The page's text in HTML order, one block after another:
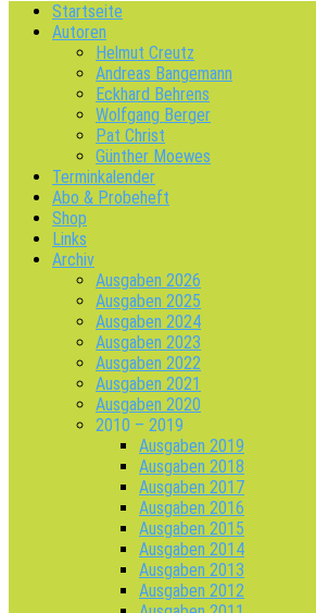
Startseite
Autoren
Helmut Creutz
Andreas Bangemann
Eckhard Behrens
Wolfgang Berger
Pat Christ
Günther Moewes
Terminkalender
Abo & Probeheft
Shop
Links
Archiv
Ausgaben 2026
Ausgaben 2025
Ausgaben 2024
Ausgaben 2023
Ausgaben 2022
Ausgaben 2021
Ausgaben 2020
2010 – 2019
Ausgaben 2019
Ausgaben 2018
Ausgaben 2017
Ausgaben 2016
Ausgaben 2015
Ausgaben 2014
Ausgaben 2013
Ausgaben 2012